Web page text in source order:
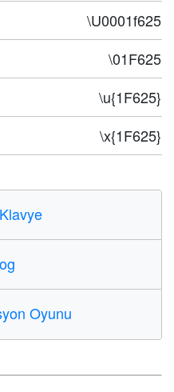
\U0001f625
\01F625
\u{1F625}
\x{1F625}
Oyunu